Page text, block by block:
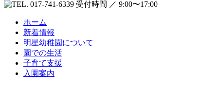
受付時間 ／ 9:00〜17:00
ホーム
新着情報
明星幼稚園について
園での生活
子育て支援
入園案内